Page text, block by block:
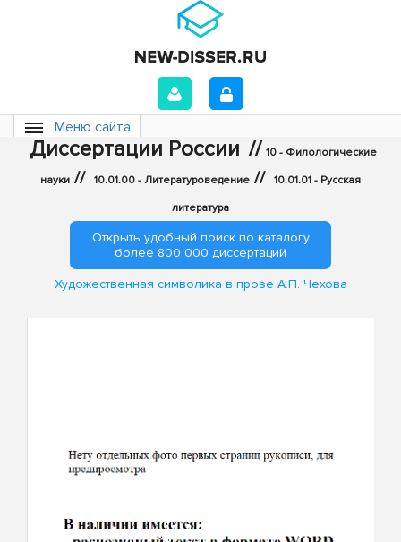
Меню сайта
Диссертации России // 10 - Филологические
науки // 10.01.00 - Литературоведение // 10.01.01 - Русская
литература
Открыть удобный поиск по каталогу
более 800 000 диссертаций
Художественная символика в прозе А.П. Чехова